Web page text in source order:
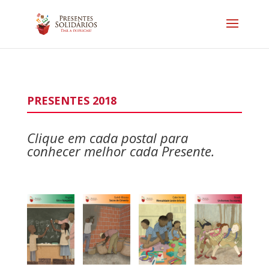
PRESENTES 2018
Clique em cada postal para
conhecer melhor cada Presente.